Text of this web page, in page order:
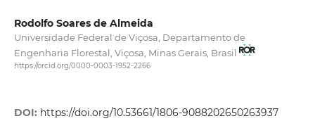
Rodolfo Soares de Almeida
Universidade Federal de Viçosa, Departamento de
Engenharia Florestal, Viçosa, Minas Gerais, Brasil
https://orcid.org/0000-0003-1952-2266
DOI: https://doi.org/10.53661/1806-9088202650263937